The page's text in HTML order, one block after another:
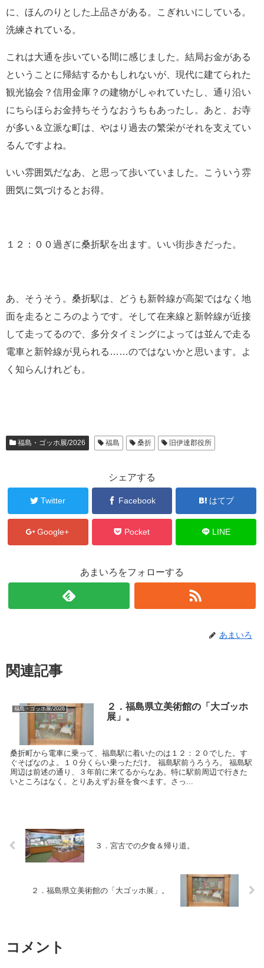
に、ほんのりとした上品さがある。こぎれいにしている。
洗練されている。
これは大通を歩いている間に感じました。結局お金がある
ということに帰結するかもしれないが、現代に建てられた
観光協会？信用金庫？の建物がしゃれていたし、通り沿い
にちらほらお金持ちそうなおうちもあったし。あと、お寺
が多い＆立派な町は、やはり過去の繁栄がそれを支えてい
るんですよね。
いい雰囲気だなあ、と思って歩いていました。こういう雰
囲気に気づけるとお得。
１２：００過ぎに桑折駅を出ます。いい街歩きだった。
あ、そうそう。桑折駅は、どうも新幹線が高架ではなく地
面を走るところのようです。そして在来線と新幹線が近接
して走ってるので、多分タイミングによっては並んで走る
電車と新幹線が見られる……のではないかと思います。よ
く知らんけれども。
福島・ゴッホ展/2026 福島 桑折 旧伊達郡役所
シェアする
Twitter Facebook はてブ
Google+ Pocket LINE
あまいろをフォローする
あまいろ
関連記事
福島・ゴッホ展/2026
２．福島県立美術館の「大ゴッホ
展」。
桑折町から電車に乗って、福島駅に着いたのは１２：２０でした。す
ぐそばなのよ。１０分くらい乗っただけ。 福島駅前うろうろ。 福島駅
周辺は前述の通り、３年前に来てるからなあ。特に駅前周辺で行きた
いところはなく。とりあえずお昼を食べます。さっ...
３．宮古での夕食＆帰り道。
２．福島県立美術館の「大ゴッホ展」。
コメント